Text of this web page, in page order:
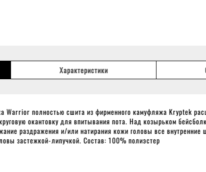
Характеристики
Warrior полностью сшита из фирменного камуфляжа Kryptek
окантовку для впитывания пота. Над козырьком
раздражения и/или натирания кожи головы все
застежкой-липучкой. Состав: 100% полиэстер